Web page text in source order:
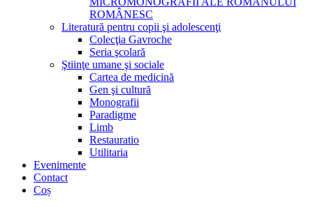
ROMÂNESC
Literatură pentru copii şi adolescenţi
Colecţia Gavroche
Seria şcolară
Ştiinţe umane şi sociale
Cartea de medicină
Gen şi cultură
Monografii
Paradigme
Limb
Restauratio
Utilitaria
Evenimente
Contact
Coș